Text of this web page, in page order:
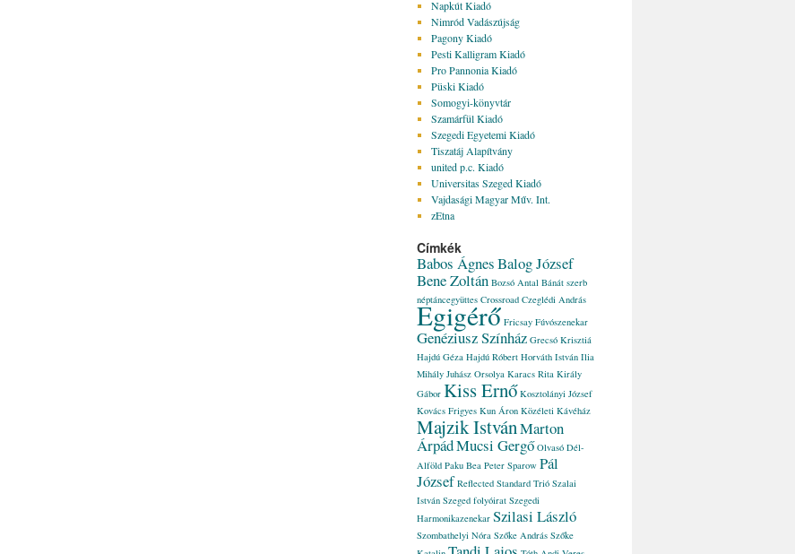
Napkút Kiadó
Nimród Vadászújság
Pagony Kiadó
Pesti Kalligram Kiadó
Pro Pannonia Kiadó
Püski Kiadó
Somogyi-könyvtár
Szamárfül Kiadó
Szegedi Egyetemi Kiadó
Tiszatáj Alapítvány
united p.c. Kiadó
Universitas Szeged Kiadó
Vajdasági Magyar Műv. Int.
zEtna
Címkék
Babos ÁgnesBalog József
Bene Zoltán Bozsó Antal Bánát szerb
néptáncegyüttes Crossroad Czeglédi András
Egigérő Fricsay Fúvószenekar
Genéziusz Színház Grecsó Krisztiá
Hajdú Géza Hajdú Róbert Horváth István Ilia
Mihály Juhász Orsolya Karacs Rita Király
Gábor Kiss Ernő Kosztolányi József
Kovács Frigyes Kun Áron Közéleti Kávéház
Majzik IstvánMarton
ÁrpádMucsi Gergő Olvasó Dél-
Alföld Paku Bea Peter Sparow Pál
József Reflected Standard Trió Szalai
István Szeged folyóirat Szegedi
Harmonikazenekar Szilasi László
Szombathelyi Nóra Szőke András Szőke